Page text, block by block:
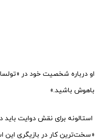
او درباره شخصیت خود در
باهوش باشید.»
استالونه برای نقش دوایت
«سخت‌ترین کار در بازیگری این